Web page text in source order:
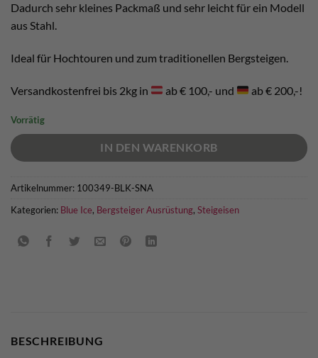
Dadurch sehr kleines Packmaß und sehr leicht für ein Modell
aus Stahl.
Ideal für Hochtouren und zum traditionellen Bergsteigen.
Versandkostenfrei bis 2kg in ab € 100,- und ab € 200,-!
Vorrätig
IN DEN WARENKORB
Artikelnummer: 100349-BLK-SNA
Kategorien: Blue Ice, Bergsteiger Ausrüstung, Steigeisen
BESCHREIBUNG